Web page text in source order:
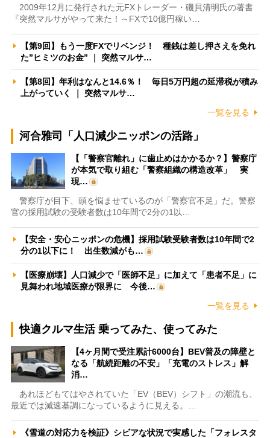
2009年12月に発行された元FXトレーダー・磯貝清明氏の著書
『突然マルサがやって来た！～FXで10億円稼い…
【第9回】もう一度FXでリベンジ！ 種銭は差し押さえを免れ
た”ヒミツのお金” ｜ 突然マルサ…
【第8回】年利はなんと14.6％！ 毎日5万円超の延滞税が積み
上がっていく ｜ 突然マルサ…
一覧を見る
河合雅司「人口減少ニッポンの活路」
【「警察官離れ」に歯止めはかかるか？】警察庁
が本気で取り組む「警察組織の構造改革」 実
現…
警察庁が目下、頭を悩ませているのが「警察官不足」だ。警察
官の採用試験の受験者数は10年間で2分の1以…
【安全・安心ニッポンの危機】採用試験受験者数は10年間で2
分の1以下に！ 出生数減がも…
【医療崩壊】人口減少で「医師不足」に加えて「患者不足」に
見舞われ地域医療が限界に 今後…
一覧を見る
快適クルマ生活 乗ってみた、使ってみた
【4ヶ月間で受注累計6000台】BEV普及の障壁と
なる「航続距離の不安」「充電のストレス」解
消…
あれほどもてはやされていた「EV（BEV）シフト」の潮流も、
最近では減速基調になっているように見える。…
《雪道の対応力を検証》シビアな状況で実感した「フォレスタ